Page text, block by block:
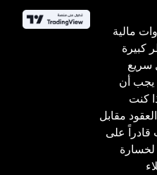
مالية
كبيرة
سريع
يجب أن
كنت
مقابل
قادراً على
لخسارة